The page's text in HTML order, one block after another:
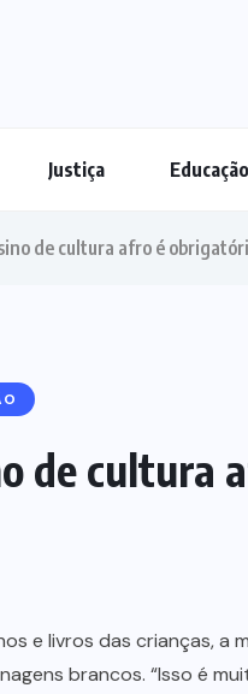
Justiça Educação
de cultura afro é
de cultura
e livros das crianças, a
brancos. “Isso é